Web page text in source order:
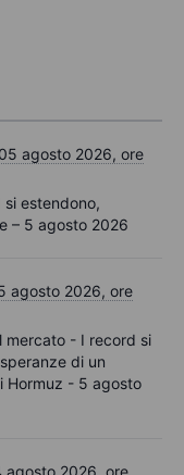
agosto 2026, ore
estendono,
– 5 agosto 2026
agosto 2026, ore
mercato - I record si
di un
Hormuz - 5 agosto